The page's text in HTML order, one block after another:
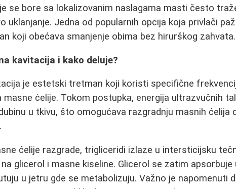
se bore sa lokalizovanim naslagama masti često
uklanjanje. Jedna od popularnih opcija koja privlači
koji obećava smanjenje obima bez hirurškog zahvata.
kavitacija i kako deluje?
je estetski tretman koji koristi specifične
masne ćelije. Tokom postupka, energija ultrazvučnih
u tkivu, što omogućava razgradnju masnih ćelija
ćelije razgrade, trigliceridi izlaze u intersticijsku
glicerol i masne kiseline. Glicerol se zatim
u jetru gde se metabolizuju. Važno je napomenuti